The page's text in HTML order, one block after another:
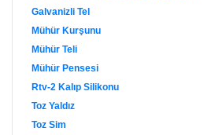
Galvanizli Tel
Mühür Kurşunu
Mühür Teli
Mühür Pensesi
Rtv-2 Kalıp Silikonu
Toz Yaldız
Toz Sim